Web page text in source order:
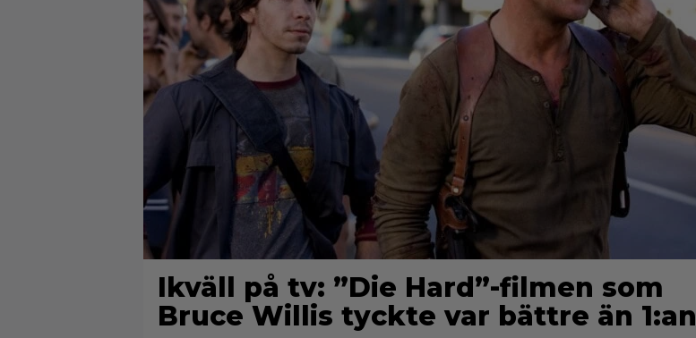
Ikväll på tv: ”Die Hard”-filmen som
Bruce Willis tyckte var bättre än 1:an